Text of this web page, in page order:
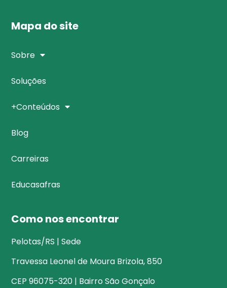
Mapa do site
Sobre
Soluções
+Conteúdos
Blog
Carreiras
Educasafras
Como nos encontrar
Pelotas/RS | Sede
Travessa Leonel de Moura Brizola, 850
CEP 96075-320 | Bairro São Gonçalo